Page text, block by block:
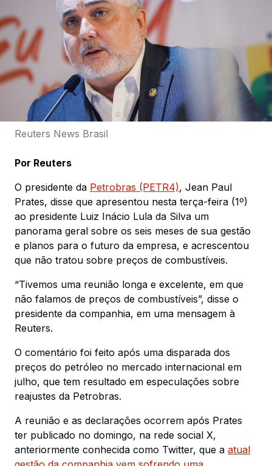
Reuters News Brasil
Por Reuters
O presidente da Petrobras (PETR4), Jean Paul
Prates, disse que apresentou nesta terça-feira (1º)
ao presidente Luiz Inácio Lula da Silva um
panorama geral sobre os seis meses de sua gestão
e planos para o futuro da empresa, e acrescentou
que não tratou sobre preços de combustíveis.
“Tivemos uma reunião longa e excelente, em que
não falamos de preços de combustíveis”, disse o
presidente da companhia, em uma mensagem à
Reuters.
O comentário foi feito após uma disparada dos
preços do petróleo no mercado internacional em
julho, que tem resultado em especulações sobre
reajustes da Petrobras.
A reunião e as declarações ocorrem após Prates
ter publicado no domingo, na rede social X,
anteriormente conhecida como Twitter, que a atual